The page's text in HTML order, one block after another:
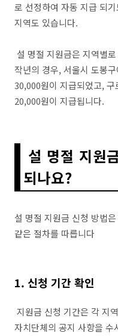
로 선정하여 자동 지급 되
지역도 있습니다.
설 명절 지원금은 지역별
작년의 경우, 서울시 도봉
30,000원이 지급되었고,
20,000원이 지급됩니다.
설 명절 지원
되나요?
설 명절 지원금 신청 방법
같은 절차를 따릅니다
1. 신청 기간 확인
지원금 신청 기간은 각 지
자치단체의 공지 사항을